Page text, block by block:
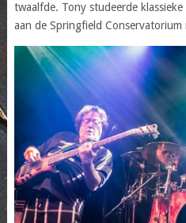
twaalfde. Tony studeerde
aan de Springfield Conservatorium